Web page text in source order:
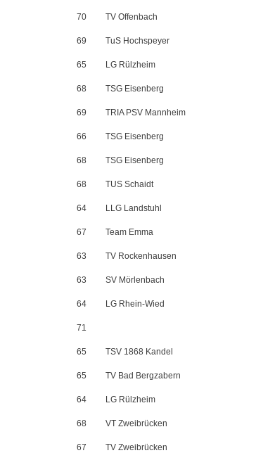
70 TV Offenbach
69 TuS Hochspeyer
65 LG Rülzheim
68 TSG Eisenberg
69 TRIA PSV Mannheim
66 TSG Eisenberg
68 TSG Eisenberg
68 TUS Schaidt
64 LLG Landstuhl
67 Team Emma
63 TV Rockenhausen
63 SV Mörlenbach
64 LG Rhein-Wied
71
65 TSV 1868 Kandel
65 TV Bad Bergzabern
64 LG Rülzheim
68 VT Zweibrücken
67 TV Zweibrücken